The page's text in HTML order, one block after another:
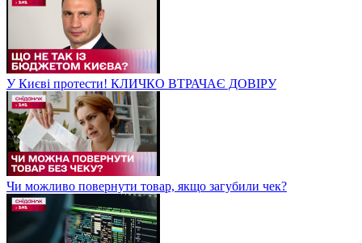
У Києві протести! КЛИЧКО ВТРАЧАЄ ДОВІРУ
Чи можливо повернути товар, якщо загубили чек?